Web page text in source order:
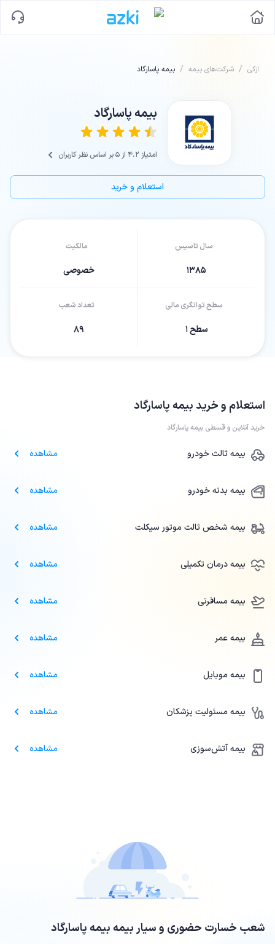
ازکی / شرکت‌های بیمه / بیمه پاسارگاد
بیمه پاسارگاد
امتیاز 4.2 از ۵ بر اساس نظر کاربران
استعلام و خرید
سال تاسیس
۱۳۸۵
مالکیت
خصوصی
سطح توانگری مالی
سطح ۱
تعداد شعب
۸۹
استعلام و خریدبیمه پاسارگاد
خرید آنلاین و قسطی بیمه پاسارگاد
بیمه ثالث خودرو مشاهده
بیمه بدنه خودرو مشاهده
بیمه شخص ثالث موتور سیکلت مشاهده
بیمه درمان تکمیلی مشاهده
بیمه مسافرتی مشاهده
بیمه عمر مشاهده
بیمه موبایل مشاهده
بیمه مسئولیت پزشکان مشاهده
بیمه آتش‌سوزی مشاهده
شعب خسارت حضوری و سیار بیمهبیمه پاسارگاد